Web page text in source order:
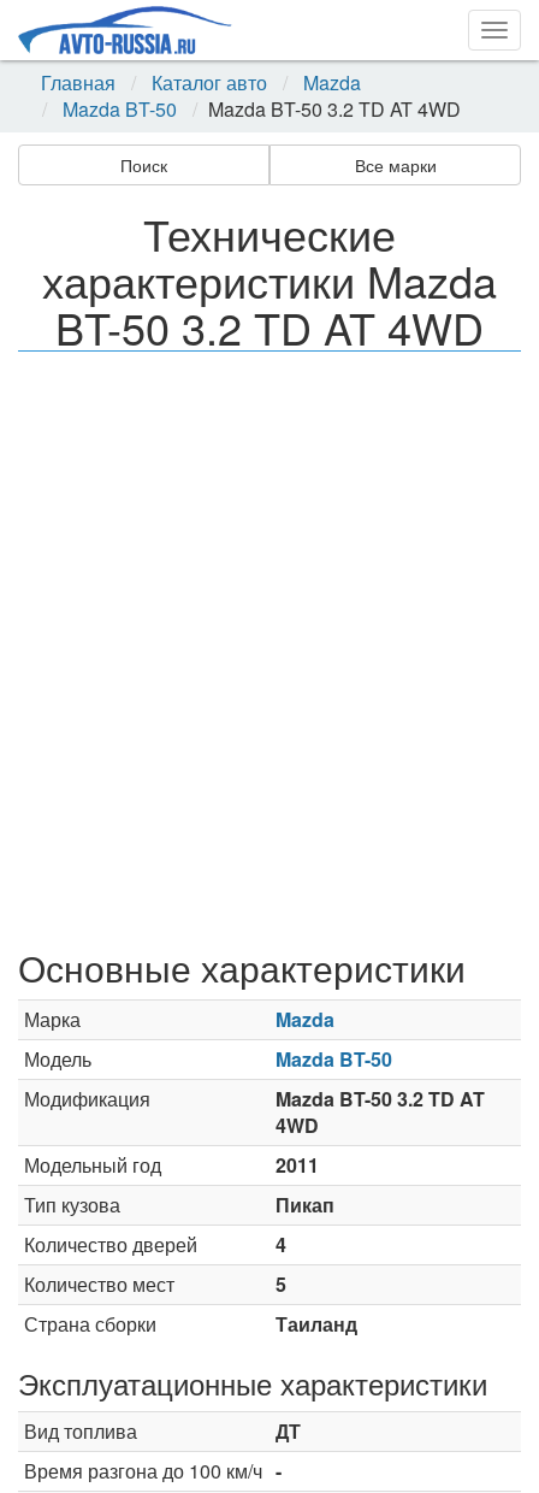
Главная
Каталог авто
Mazda
Mazda BT-50
Mazda BT-50 3.2 TD AT 4WD
Поиск Все марки
Технические
характеристики Mazda
BT-50 3.2 TD AT 4WD
Основные характеристики
Марка
Mazda
Модель
Mazda BT-50
Модификация
Mazda BT-50 3.2 TD AT
4WD
Модельный год
2011
Тип кузова
Пикап
Количество дверей
4
Количество мест
5
Страна сборки
Таиланд
Эксплуатационные характеристики
Вид топлива
ДТ
Время разгона до 100 км/ч -